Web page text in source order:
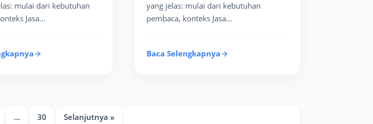
mulai dari kebutuhan
Jasa...
yang jelas: mulai dari kebutuhan
pembaca, konteks Jasa...
Baca Selengkapnya
… 30 Selanjutnya »